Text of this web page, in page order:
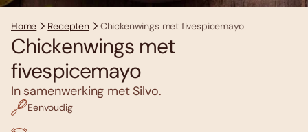
Home Recepten Chickenwings met fivespicemayo
Chickenwings met
fivespicemayo
In samenwerking met Silvo.
Eenvoudig